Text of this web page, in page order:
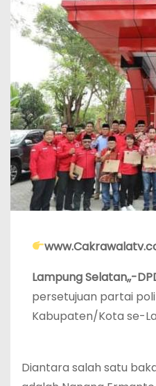
Lampung Selatan,,-
persetujuan partai
Kabupaten/Kota se-
Diantara salah satu